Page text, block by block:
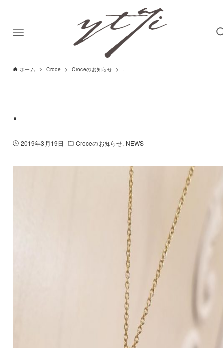
ホーム Croce Croceのお知らせ .
.
2019年3月19日 Croceのお知らせ NEWS